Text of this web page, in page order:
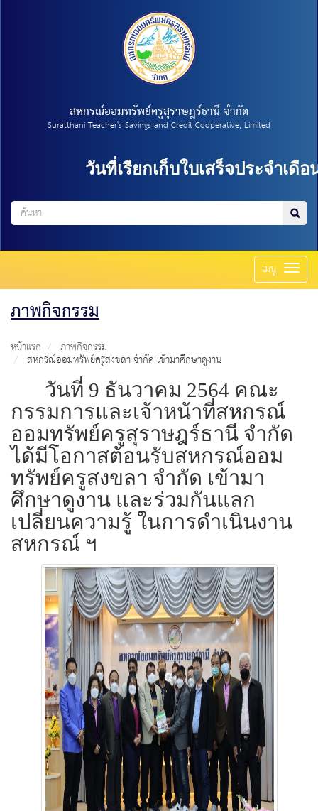
สหกรณ์ออมทรัพย์ครูสุราษฎร์ธานี จำกัด
Suratthani Teacher's Savings and Credit Cooperative, Limited
วันที่เรียกเก็บใบเสร็จประจำเดือน กรกฎา
เมนู Toggle
ภาพกิจกรรม
หน้าแรก ภาพกิจกรรม
สหกรณ์ออมทรัพย์ครูสงขลา จำกัด เข้ามาศึกษาดูงาน
วันที่ 9 ธันวาคม 2564 คณะ
กรรมการและเจ้าหน้าที่สหกรณ์
ออมทรัพย์ครูสุราษฎร์ธานี จำกัด
ได้มีโอกาสต้อนรับสหกรณ์ออม
ทรัพย์ครูสงขลา จำกัด เข้ามา
ศึกษาดูงาน และร่วมกันแลก
เปลี่ยนความรู้ ในการดำเนินงาน
สหกรณ์ ฯ